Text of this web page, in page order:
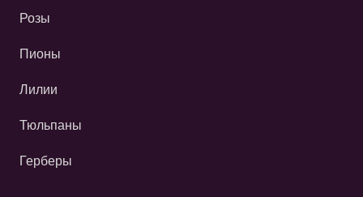
Розы
Пионы
Лилии
Тюльпаны
Герберы